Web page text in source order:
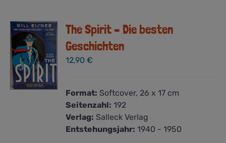
The Spirit – Die besten
Geschichten
12,90€
Format: Softcover, 26 x 17 cm
Seitenzahl: 192
Verlag: Salleck Verlag
Entstehungsjahr: 1940 - 1950